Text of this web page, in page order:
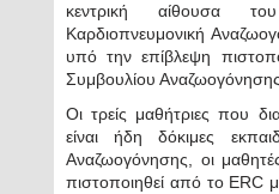
κεντρική αίθουσα
Καρδιοπνευμονική
υπό την επίβλεψη
Συμβουλίου
Οι τρείς μαθήτριες που
είναι ήδη δόκιμες
Αναζωογόνησης, οι
πιστοποιηθεί από το ERC